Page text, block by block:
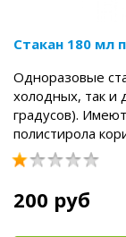
Стакан 180 мл
Одноразовые
холодных, так и
градусов).
полистирола
200 руб